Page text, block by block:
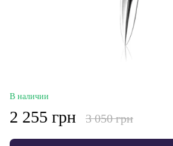
В наличии
2 255 грн 3 050 грн